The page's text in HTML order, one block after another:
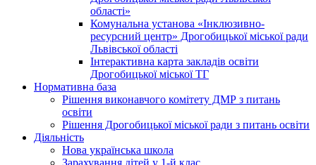
області»
Комунальна установа «Інклюзивно-
ресурсний центр» Дрогобицької міської ради
Львівської області
Інтерактивна карта закладів освіти
Дрогобицької міської ТГ
Нормативна база
Рішення виконавчого комітету ДМР з питань
освіти
Рішення Дрогобицької міської ради з питань освіти
Діяльність
Нова українська школа
Зарахування дітей у 1-й клас